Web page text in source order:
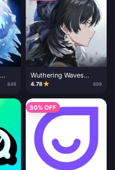
849
Wuthering Waves
Lunite
4.78★ 999
30% OFF